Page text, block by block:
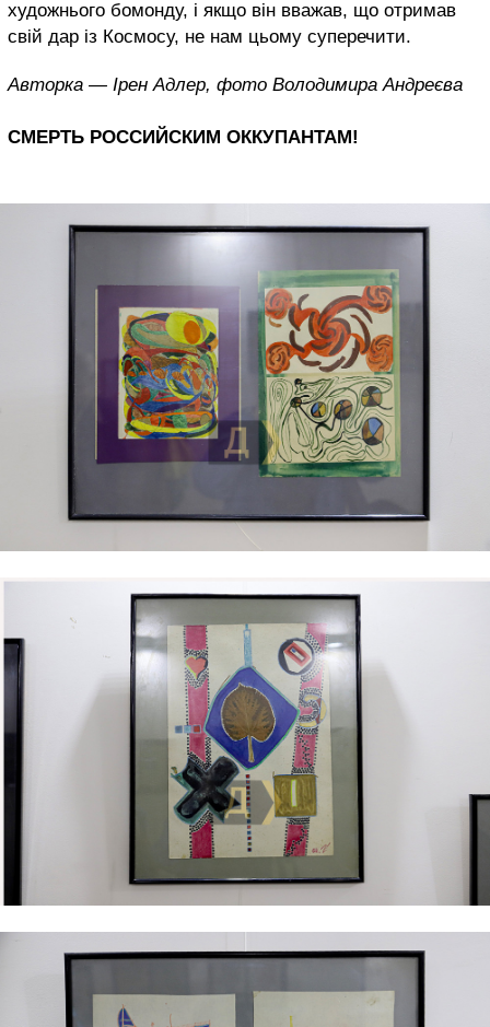
художнього бомонду, і якщо він вважав, що отримав
свій дар із Космосу, не нам цьому суперечити.
Авторка — Ірен Адлер, фото Володимира Андреєва
СМЕРТЬ РОССИЙСКИМ ОККУПАНТАМ!